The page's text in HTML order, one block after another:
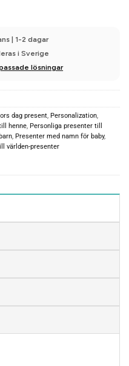
| 1-2 dagar
i Sverige
lösningar
dag present, Personalization,
henne, Personliga presenter till
, Presenter med namn för baby,
världen-presenter